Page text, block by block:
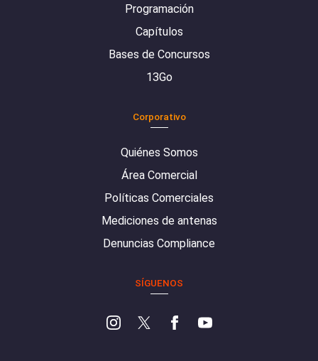
Programación
Capítulos
Bases de Concursos
13Go
Corporativo
Quiénes Somos
Área Comercial
Políticas Comerciales
Mediciones de antenas
Denuncias Compliance
SÍGUENOS